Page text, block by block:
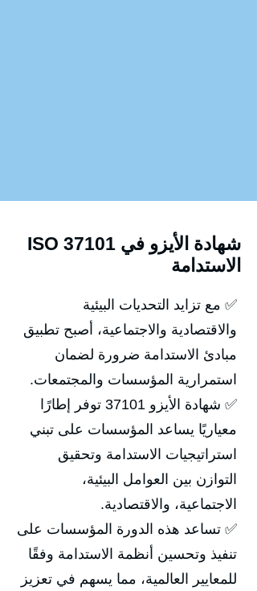
ISO 37101 شهادة الأيزو في
الاستدامة
✅ مع تزايد التحديات البيئية
والاقتصادية والاجتماعية، أصبح تطبيق
مبادئ الاستدامة ضرورة لضمان
استمرارية المؤسسات والمجتمعات.
✅ شهادة الأيزو 37101 توفر إطارًا
معياريًا يساعد المؤسسات على تبني
استراتيجيات الاستدامة وتحقيق
التوازن بين العوامل البيئية،
الاجتماعية، والاقتصادية.
✅ تساعد هذه الدورة المؤسسات على
تنفيذ وتحسين أنظمة الاستدامة وفقًا
للمعايير العالمية، مما يسهم في تعزيز